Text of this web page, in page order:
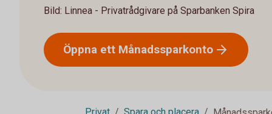
Bild: Linnea - Privatrådgivare på Sparbanken Spira
Öppna ett Månadssparkonto